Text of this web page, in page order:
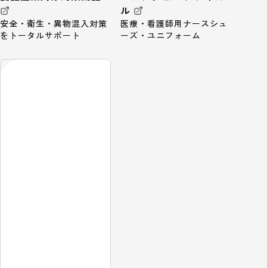
安全・衛生・異物混入対策
をトータルサポート
ル
医療・看護師用ナースシュ
ーズ・ユニフォーム